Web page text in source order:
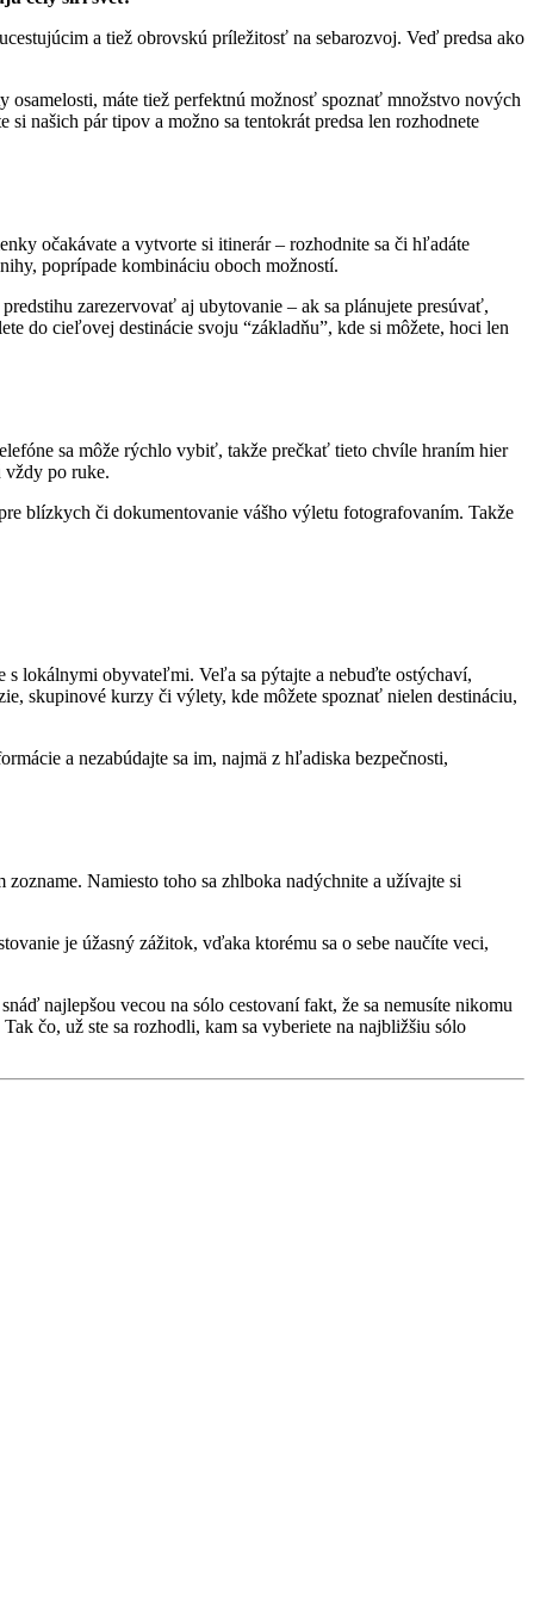
a tiež obrovskú príležitosť na sebarozvoj. Veď predsa ako
máte tiež perfektnú možnosť spoznať množstvo nových
našich pár tipov a možno sa tentokrát predsa len rozhodnete
očakávate a vytvorte si itinerár – rozhodnite sa či hľadáte
poprípade kombináciu oboch možností.
zarezervovať aj ubytovanie – ak sa plánujete presúvať,
do cieľovej destinácie svoju “základňu”, kde si môžete, hoci len
sa môže rýchlo vybiť, takže prečkať tieto chvíle hraním hier
vždy po ruke.
blízkych či dokumentovanie vášho výletu fotografovaním. Takže
s lokálnymi obyvateľmi. Veľa sa pýtajte a nebuďte ostýchaví,
skupinové kurzy či výlety, kde môžete spoznať nielen destináciu,
a nezabúdajte sa im, najmä z hľadiska bezpečnosti,
Namiesto toho sa zhlboka nadýchnite a užívajte si
je úžasný zážitok, vďaka ktorému sa o sebe naučíte veci,
najlepšou vecou na sólo cestovaní fakt, že sa nemusíte nikomu
čo, už ste sa rozhodli, kam sa vyberiete na najbližšiu sólo